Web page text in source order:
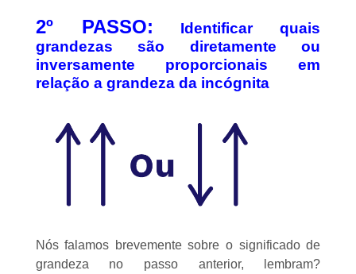
2º PASSO: Identificar quais
grandezas são diretamente ou
inversamente proporcionais em
relação a grandeza da incógnita
Nós falamos brevemente sobre o significado de
grandeza no passo anterior, lembram?